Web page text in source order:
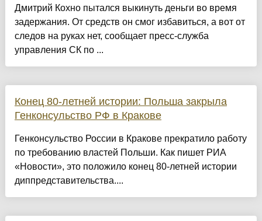
Дмитрий Кохно пытался выкинуть деньги во время
задержания. От средств он смог избавиться, а вот от
следов на руках нет, сообщает пресс-служба
управления СК по ...
Конец 80-летней истории: Польша закрыла
Генконсульство РФ в Кракове
Генконсульство России в Кракове прекратило работу
по требованию властей Польши. Как пишет РИА
«Новости», это положило конец 80-летней истории
диппредставительства....